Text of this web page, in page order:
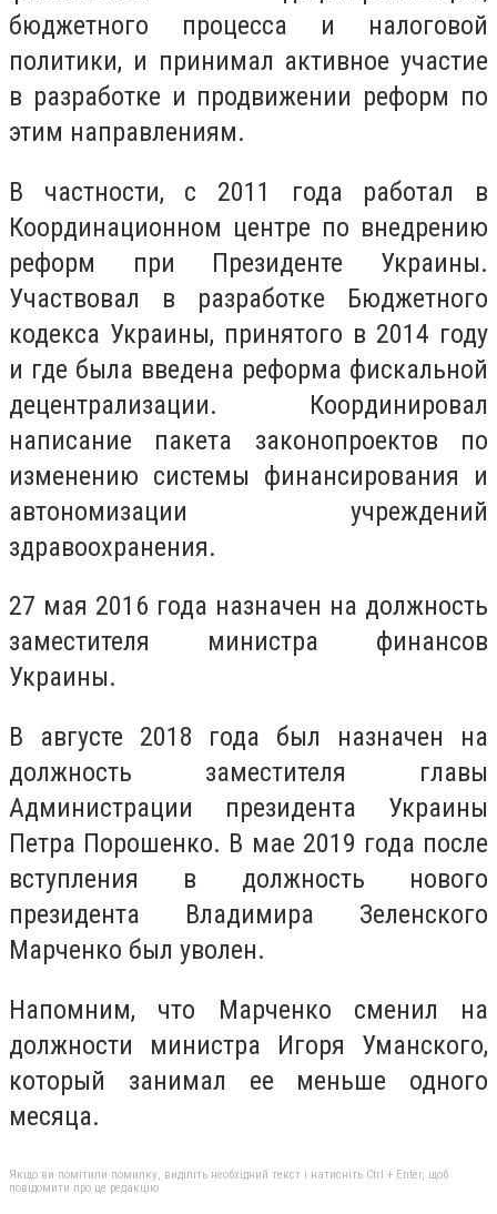
бюджетного процесса и налоговой
политики, и принимал активное участие
в разработке и продвижении реформ по
этим направлениям.
В частности, с 2011 года работал в
Координационном центре по внедрению
реформ при Президенте Украины.
Участвовал в разработке Бюджетного
кодекса Украины, принятого в 2014 году
и где была введена реформа фискальной
децентрализации. Координировал
написание пакета законопроектов по
изменению системы финансирования и
автономизации учреждений
здравоохранения.
27 мая 2016 года назначен на должность
заместителя министра финансов
Украины.
В августе 2018 года был назначен на
должность заместителя главы
Администрации президента Украины
Петра Порошенко. В мае 2019 года после
вступления в должность нового
президента Владимира Зеленского
Марченко был уволен.
Напомним, что Марченко сменил на
должности министра Игоря Уманского,
который занимал ее меньше одного
месяца.
Якщо ви помітили помилку, виділіть необхідний текст і натисніть Ctrl + Enter, щоб
повідомити про це редакцію